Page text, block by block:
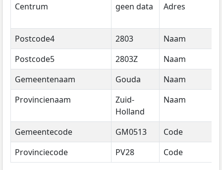
Centrum geen data Adres
Postcode4
2803 Naam
Postcode5
2803Z Naam
Gemeentenaam
Gouda Naam
Provincienaam
Zuid-
Holland
Naam
Gemeentecode GM0513 Code
Provinciecode
PV28 Code